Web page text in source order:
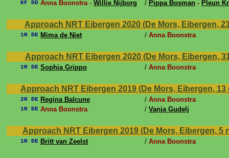
KF DD Anna Boonstra - Willie Nijborg / Pippa Bosman - Pleun
Approach NRT Eibergen 2020 (De Mors, Eibergen,
1R DE Mima de Niet / Anna Boonstra
Approach NRT Eibergen 2020 (De Mors, Eibergen,
1R DE Sophia Grippo / Anna Boonstra
Approach NRT Eibergen 2019 (De Mors, Eibergen,
2R DE Regina Balcune / Anna Boonstra
1R DE Anna Boonstra / Vanja Gudelj
Approach NRT Eibergen 2019 (De Mors, Eibergen, 5
1R DE Britt van Zeelst / Anna Boonstra